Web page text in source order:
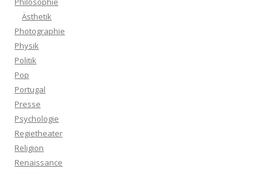
Ästhetik
Photographie
Physik
Politik
Pop
Portugal
Presse
Psychologie
Regietheater
Religion
Renaissance